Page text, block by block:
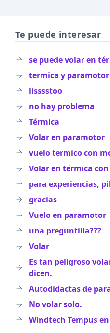
Te puede interesar
se puede volar en
termica y paramotor
lisssstoo
no hay problema
Térmica
Volar en paramotor
vuelo termico con
Volar en térmica
para experiencias,
gracias
Vuelo en paramotor
una preguntilla???
Volar
Es tan peligroso
dicen.
Autodidactas de
No volar solo.
Windtech Tempus